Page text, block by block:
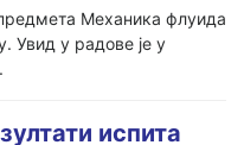
Механика флуида
Увид у радове је у
испита